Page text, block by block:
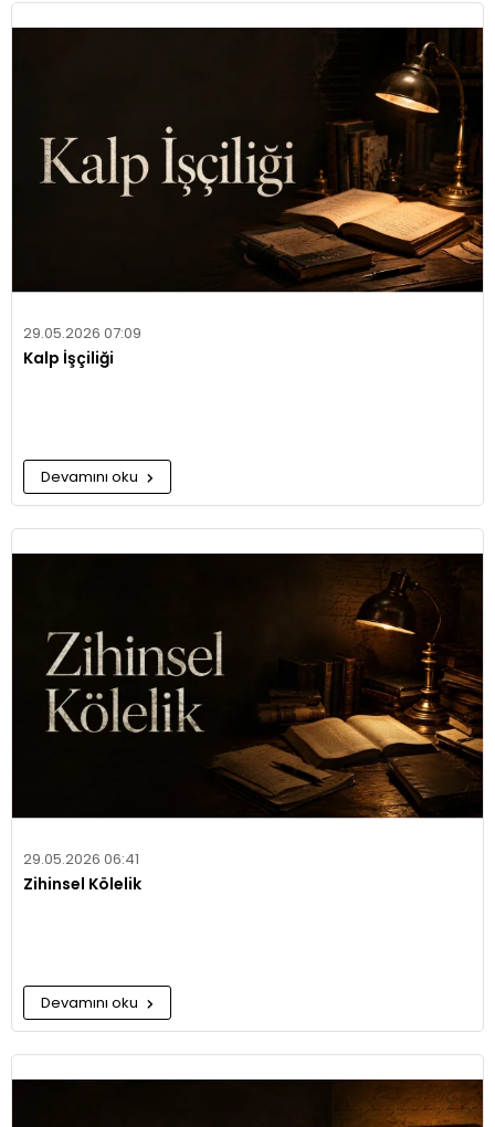
29.05.2026 07:09
Kalp İşçiliği
Devamını oku
29.05.2026 06:41
Zihinsel Kölelik
Devamını oku